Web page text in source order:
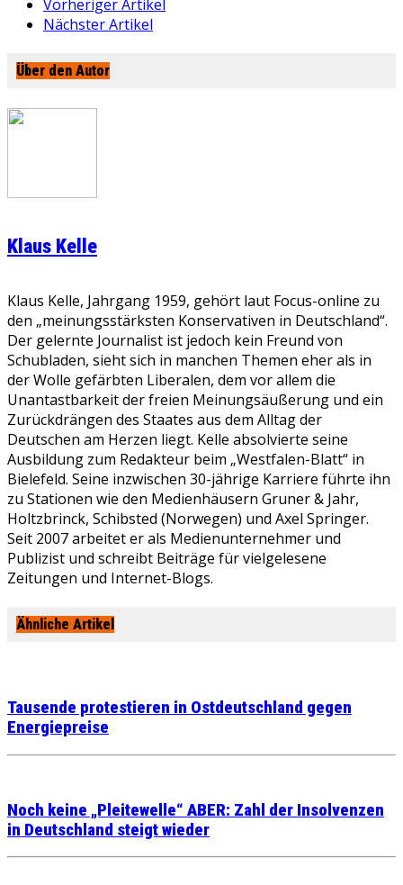
Vorheriger Artikel
Nächster Artikel
Über den Autor
Klaus Kelle
Klaus Kelle, Jahrgang 1959, gehört laut Focus-online zu
den „meinungsstärksten Konservativen in Deutschland“.
Der gelernte Journalist ist jedoch kein Freund von
Schubladen, sieht sich in manchen Themen eher als in
der Wolle gefärbten Liberalen, dem vor allem die
Unantastbarkeit der freien Meinungsäußerung und ein
Zurückdrängen des Staates aus dem Alltag der
Deutschen am Herzen liegt. Kelle absolvierte seine
Ausbildung zum Redakteur beim „Westfalen-Blatt“ in
Bielefeld. Seine inzwischen 30-jährige Karriere führte ihn
zu Stationen wie den Medienhäusern Gruner & Jahr,
Holtzbrinck, Schibsted (Norwegen) und Axel Springer.
Seit 2007 arbeitet er als Medienunternehmer und
Publizist und schreibt Beiträge für vielgelesene
Zeitungen und Internet-Blogs.
Ähnliche Artikel
Tausende protestieren in Ostdeutschland gegen
Energiepreise
Noch keine „Pleitewelle“ ABER: Zahl der Insolvenzen
in Deutschland steigt wieder